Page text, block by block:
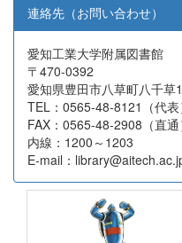
連絡先（お問い合わせ）
愛知工業大学附属図書館
〒470-0392
愛知県豊田市八草町八千草
TEL：0565-48-8121（代表
FAX：0565-48-2908（直通
内線：1200～1203
E-mail：